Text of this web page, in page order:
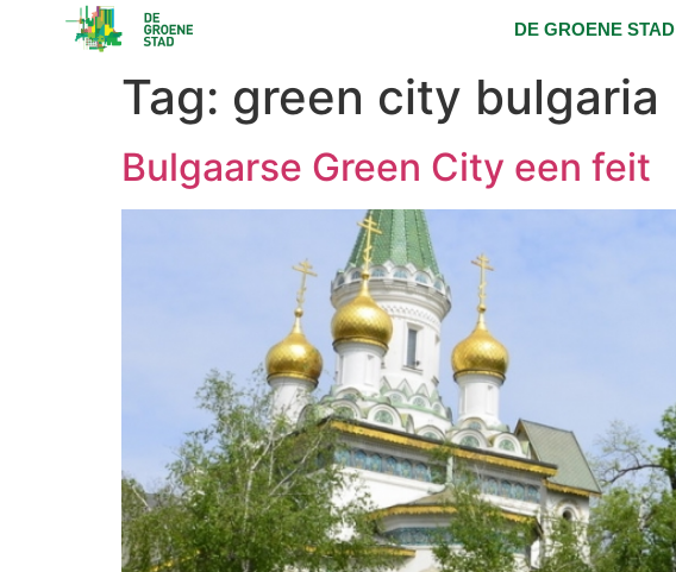
DE GROENE STAD
Tag: green city bulgaria
Bulgaarse Green City een feit